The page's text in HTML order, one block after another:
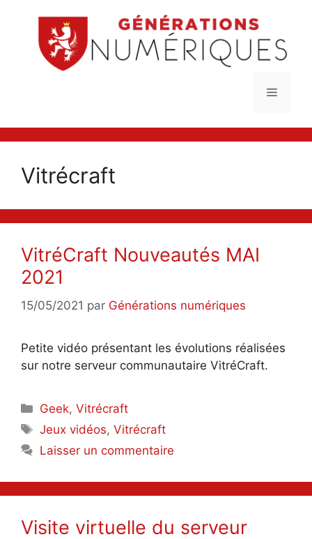
contenu
Menu
Vitrécraft
VitréCraft Nouveautés MAI
2021
15/05/2021 par Générations numériques
Petite vidéo présentant les évolutions réalisées
sur notre serveur communautaire VitréCraft.
Catégories
Geek,Vitrécraft
Étiquettes
Jeux vidéos,Vitrécraft
Laisser un commentaire
Visite virtuelle du serveur